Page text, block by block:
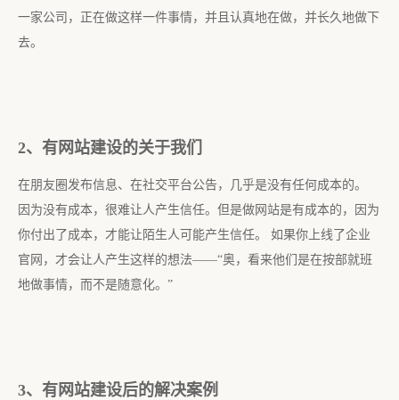
一家公司，正在做这样一件事情，并且认真地在做，并长久地做下
去。
2、 有网站建设的关于我们
在朋友圈发布信息、在社交平台公告，几乎是没有任何成本的。
因为没有成本，很难让人产生信任。但是做网站是有成本的，因为
你付出了成本，才能让陌生人可能产生信任。 如果你上线了企业
官网，才会让人产生这样的想法——“奥，看来他们是在按部就班
地做事情，而不是随意化。”
3、 有网站建设后的解决案例